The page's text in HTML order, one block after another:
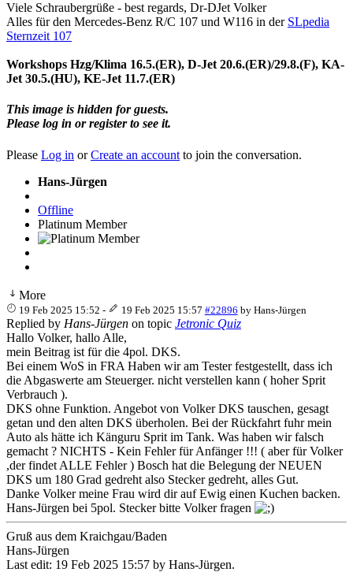
Viele Schraubergrüße - best regards, Dr-DJet Volker
Alles für den Mercedes-Benz R/C 107 und W116 in der SLpedia
Sternzeit 107
Workshops Hzg/Klima 16.5.(ER), D-Jet 20.6.(ER)/29.8.(F), KA-
Jet 30.5.(HU), KE-Jet 11.7.(ER)
This image is hidden for guests.
Please log in or register to see it.
Please Log in orCreate an account to join the conversation.
Hans-Jürgen
Offline
Platinum Member
More
19 Feb 2025 15:52 - 19 Feb 2025 15:57 #22896 by Hans-Jürgen
Replied by Hans-Jürgen on topic Jetronic Quiz
Hallo Volker, hallo Alle,
mein Beitrag ist für die 4pol. DKS.
Bei einem WoS in FRA Haben wir am Tester festgestellt, dass ich
die Abgaswerte am Steuerger. nicht verstellen kann ( hoher Sprit
Verbrauch ).
DKS ohne Funktion. Angebot von Volker DKS tauschen, gesagt
getan und den alten DKS überholen. Bei der Rückfahrt fuhr mein
Auto als hätte ich Känguru Sprit im Tank. Was haben wir falsch
gemacht ? NICHTS - Kein Fehler für Anfänger !!! ( aber für Volker
,der findet ALLE Fehler ) Bosch hat die Belegung der NEUEN
DKS um 180 Grad gedreht also Stecker gedreht, alles Gut.
Danke Volker meine Frau wird dir auf Ewig einen Kuchen backen.
Hans-Jürgen bei 5pol. Stecker bitte Volker fragen
Gruß aus dem Kraichgau/Baden
Hans-Jürgen
Last edit: 19 Feb 2025 15:57 by Hans-Jürgen.